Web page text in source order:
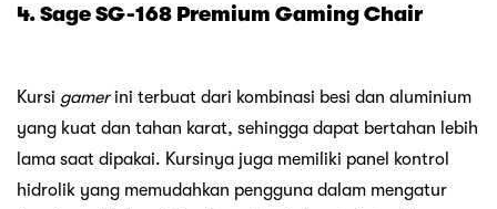
4. Sage SG-168 Premium Gaming Chair
Kursi gamerini terbuat dari kombinasi besi dan aluminium
yang kuat dan tahan karat, sehingga dapat bertahan lebih
lama saat dipakai. Kursinya juga memiliki panel kontrol
hidrolik yang memudahkan pengguna dalam mengatur